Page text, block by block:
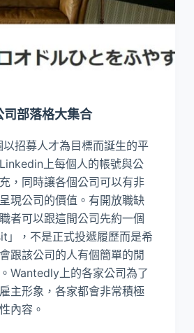
部落格大集合
招募人才為目標而誕生的平
上每個人的帳號與公
，同時讓各個公司可以有非
現公司的價值。有開放職缺
者可以跟這間公司先約一個
」，不是正式投遞履歷而是希
跟該公司的人有個簡單的閒
Wantedly上的各家公司為了
主形象，各家都會非常積極
內容。